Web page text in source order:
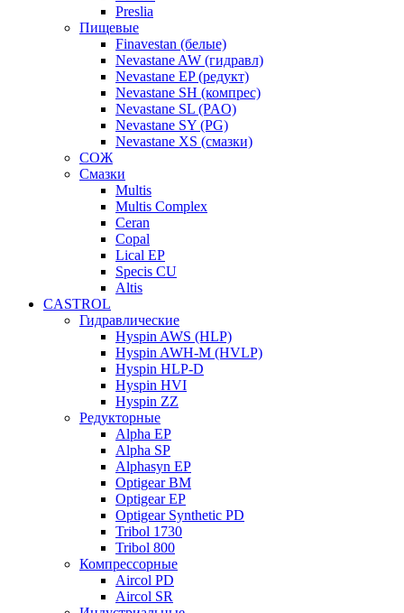
Preslia
Пищевые
Finavestan (белые)
Nevastane AW (гидравл)
Nevastane EP (редукт)
Nevastane SH (компрес)
Nevastane SL (PAO)
Nevastane SY (PG)
Nevastane XS (смазки)
СОЖ
Смазки
Multis
Multis Complex
Ceran
Copal
Lical EP
Specis CU
Altis
CASTROL
Гидравлические
Hyspin AWS (HLP)
Hyspin AWH-M (HVLP)
Hyspin HLP-D
Hyspin HVI
Hyspin ZZ
Редукторные
Alpha EP
Alpha SP
Alphasyn EP
Optigear BM
Optigear EP
Optigear Synthetic PD
Tribol 1730
Tribol 800
Компрессорные
Aircol PD
Aircol SR